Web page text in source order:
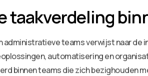
taakverdeling
administratieve teams verwijst naar
automatisering en
binnen teams die zich bezighouden